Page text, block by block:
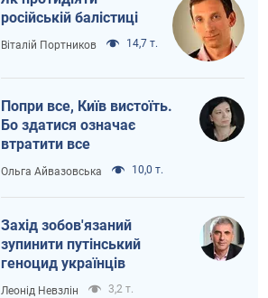
російській балістиці
Віталій Портников 14,7 т.
Попри все, Київ вистоїть.
Бо здатися означає
втратити все
Ольга Айвазовська 10,0 т.
Захід зобов'язаний
зупинити путінський
геноцид українців
Леонід Невзлін 3,2 т.